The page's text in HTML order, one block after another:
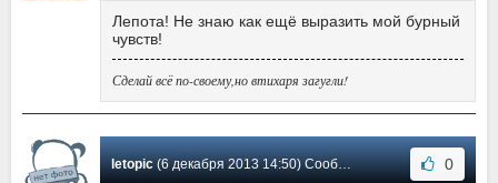
Лепота! Не знаю как ещё выразить мой бурный
чувств!
Сделай всё по-своему,но втихаря загугли!
letopic(6 декабря 2013 14:50) Сообщение #4 0